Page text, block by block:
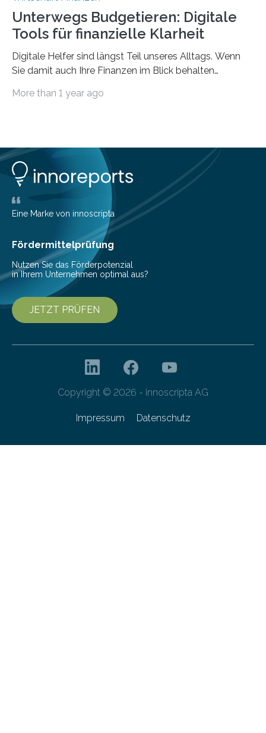
Unterwegs Budgetieren: Digitale
Tools für finanzielle Klarheit
Digitale Helfer sind längst Teil unseres Alltags. Wenn
Sie damit auch Ihre Finanzen im Blick behalten
die genau das ermöglichen: Sie helfen Ihnen, Ausgaben
Lösungen interessieren. 1. Multibanking-Tools: Alle
Konten auf einen Blick Viele Banken bieten bereits in
ihrem Online-Banking eine Multibanking-Funktion an,
mit der sich Konten bei anderen Banken…
More than 1 year ago
Eine Marke von innoscripta
Fördermittelprüfung
Nutzen Sie das Förderpotenzial
in Ihrem Unternehmen optimal aus?
JETZT PRÜFEN
Copyright © 2026 - innoscripta AG
Impressum Datenschutz